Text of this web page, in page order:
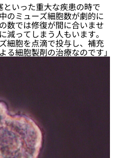
といった重大な疾患の時で
のミューズ細胞数が劇的に
数では修復が間に合いませ
減ってしまう人もいます。
細胞を点滴で投与し、補充
る細胞製剤の治療なのです」